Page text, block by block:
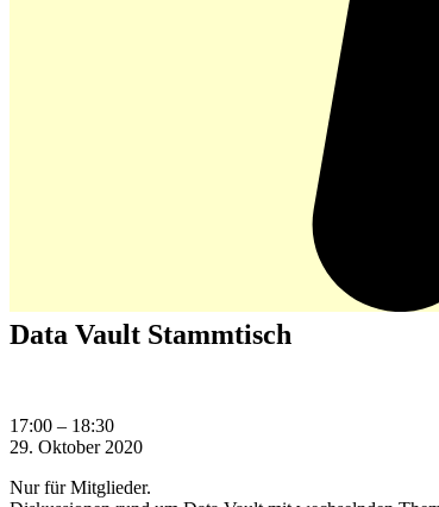
Data Vault Stammtisch
Data
Vault
17:00 – 18:30
29. Oktober 2020
Nur für Mitglieder.